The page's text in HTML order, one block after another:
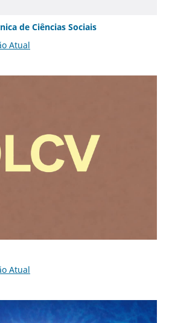
de Ciências Sociais
Atual
Atual